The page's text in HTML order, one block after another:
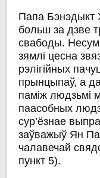
Папа Бэнэдыкт
больш за дзве
свабоды.
зямлі цесна
рэлігійных
прынцыпаў, а
паміж людзьмі
паасобных
сур’ёзнае
заўважыў Ян
чалавечай
пункт 5).